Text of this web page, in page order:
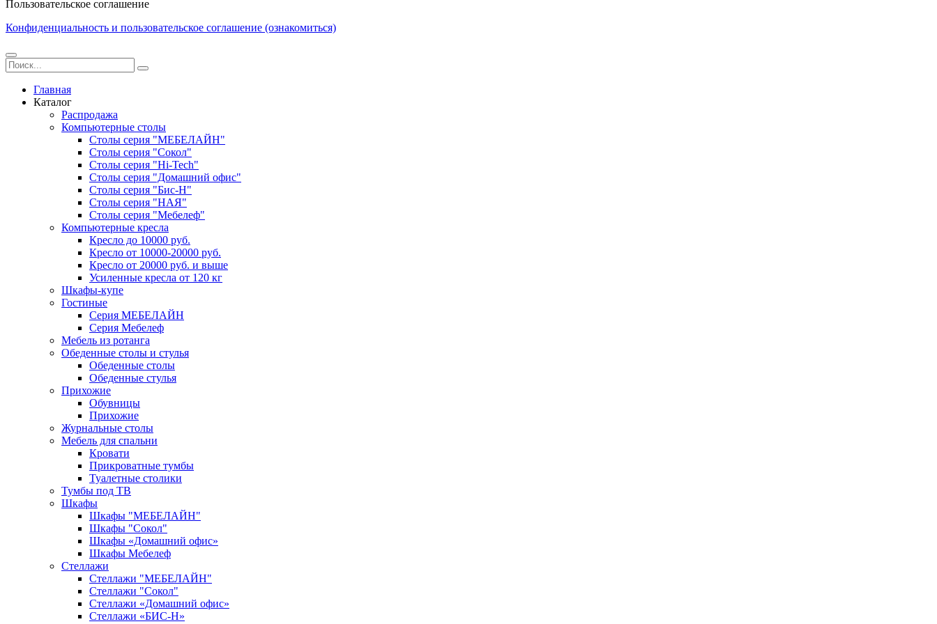
Пользовательское соглашение
Конфиденциальность и пользовательское соглашение (ознакомиться)
Главная
Каталог
Распродажа
Компьютерные столы
Столы серия "МЕБЕЛАЙН"
Столы серия "Сокол"
Столы серия "Hi-Tech"
Столы серия "Домашний офис"
Столы серия "Бис-Н"
Столы серия "НАЯ"
Столы серия "Мебелеф"
Компьютерные кресла
Кресло до 10000 руб.
Кресло от 10000-20000 руб.
Кресло от 20000 руб. и выше
Усиленные кресла от 120 кг
Шкафы-купе
Гостиные
Серия МЕБЕЛАЙН
Серия Мебелеф
Мебель из ротанга
Обеденные столы и стулья
Обеденные столы
Обеденные стулья
Прихожие
Обувницы
Прихожие
Журнальные столы
Мебель для спальни
Кровати
Прикроватные тумбы
Туалетные столики
Тумбы под ТВ
Шкафы
Шкафы "МЕБЕЛАЙН"
Шкафы "Сокол"
Шкафы «Домашний офис»
Шкафы Мебелеф
Стеллажи
Стеллажи "МЕБЕЛАЙН"
Стеллажи "Сокол"
Стеллажи «Домашний офис»
Стеллажи «БИС-Н»